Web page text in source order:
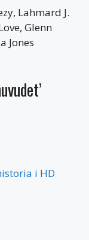
Lahmard J.
Glenn
Jones
i HD